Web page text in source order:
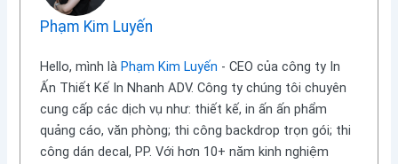
Phạm Kim Luyến
Hello, mình là Phạm Kim Luyến - CEO của công ty In
Ấn Thiết Kế In Nhanh ADV. Công ty chúng tôi chuyên
cung cấp các dịch vụ như: thiết kế, in ấn ấn phẩm
quảng cáo, văn phòng; thi công backdrop trọn gói; thi
công dán decal, PP. Với hơn 10+ năm kinh nghiệm